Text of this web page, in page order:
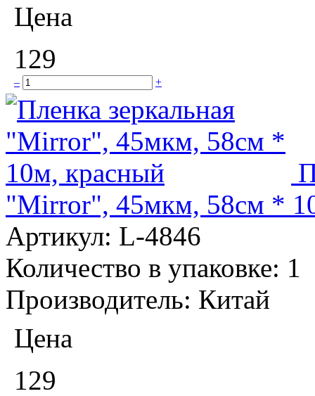
Цена
129
– +
"Mirror", 45мкм, 58см *
Артикул: L-4846
Количество в упаковке: 1
Производитель: Китай
Цена
129